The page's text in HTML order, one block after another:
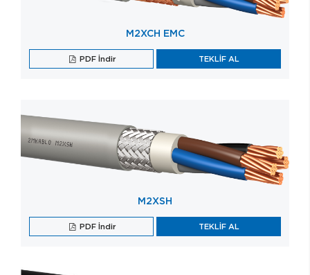
M2XCH EMC
PDF İndir TEKLİF AL
M2XSH
PDF İndir TEKLİF AL